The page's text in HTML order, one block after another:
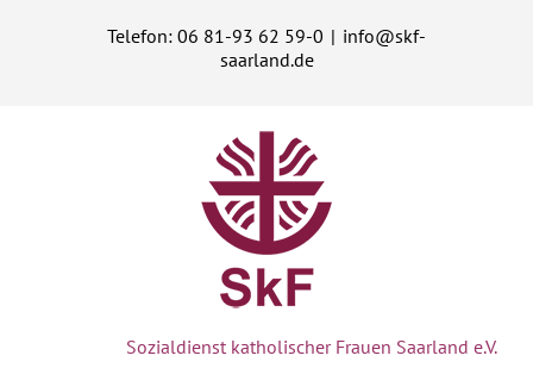
Telefon: 06 81-93 62 59-0 | info@skf-
saarland.de
Sozialdienst katholischer Frauen Saarland e.V.